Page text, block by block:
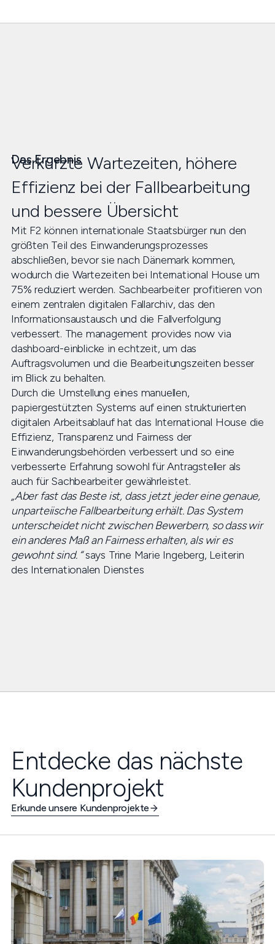
Das Ergebnis
Verkürzte Wartezeiten, höhere
Effizienz bei der Fallbearbeitung
und bessere Übersicht
Mit F2 können internationale Staatsbürger nun den
größten Teil des Einwanderungsprozesses
abschließen, bevor sie nach Dänemark kommen,
wodurch die Wartezeiten bei International House um
75% reduziert werden. Sachbearbeiter profitieren von
einem zentralen digitalen Fallarchiv, das den
Informationsaustausch und die Fallverfolgung
verbessert. The management provides now via
dashboard-einblicke in echtzeit, um das
Auftragsvolumen und die Bearbeitungszeiten besser
im Blick zu behalten.
Durch die Umstellung eines manuellen,
papiergestützten Systems auf einen strukturierten
digitalen Arbeitsablauf hat das International House die
Effizienz, Transparenz und Fairness der
Einwanderungsbehörden verbessert und so eine
verbesserte Erfahrung sowohl für Antragsteller als
auch für Sachbearbeiter gewährleistet.
„Aber fast das Beste ist, dass jetzt jeder eine genaue,
unparteiische Fallbearbeitung erhält. Das System
unterscheidet nicht zwischen Bewerbern, so dass wir
ein anderes Maß an Fairness erhalten, als wir es
gewohnt sind. “says Trine Marie Ingeberg, Leiterin
des Internationalen Dienstes
Entdecke das nächste
Kundenprojekt
Erkunde unsere Kundenprojekte